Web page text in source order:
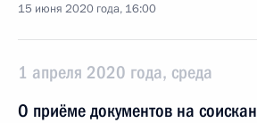
15 июня 2020 года, 16:00
1 апреля 2020 года, среда
О приёме документов на